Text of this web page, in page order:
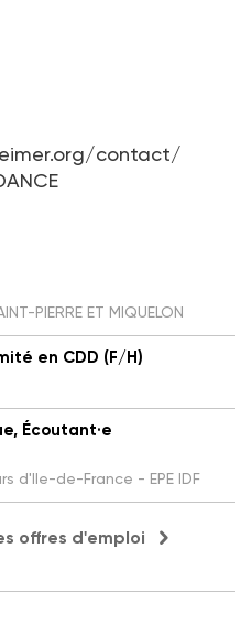
contact/
PIERRE ET MIQUELON
en CDD (F/H)
Écoutant·e
d'Ile-de-France - EPE IDF
offres d'emploi